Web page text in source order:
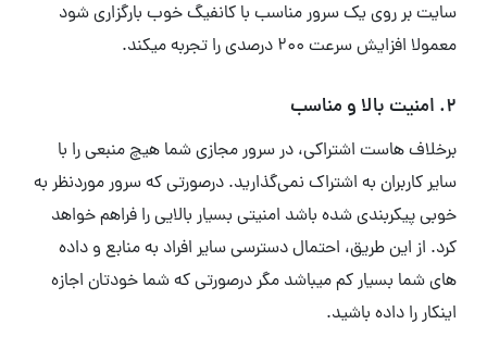
سایت بر روی یک سرور مناسب با کانفیگ خوب بارگزاری شود
معمولا افزایش سرعت 200 درصدی را تجربه میکند.
2. امنیت بالا و مناسب
برخلاف هاست اشتراکی، در سرور مجازی شما هیچ منبعی را با
سایر کاربران به اشتراک نمی‌گذارید. درصورتی که سرور موردنظر به
خوبی پیکربندی شده باشد امنیتی بسیار بالایی را فراهم خواهد
کرد. از این طریق، احتمال دسترسی سایر افراد به منابع و داده
های شما بسیار کم میباشد مگر درصورتی که شما خودتان اجازه
اینکار را داده باشید.